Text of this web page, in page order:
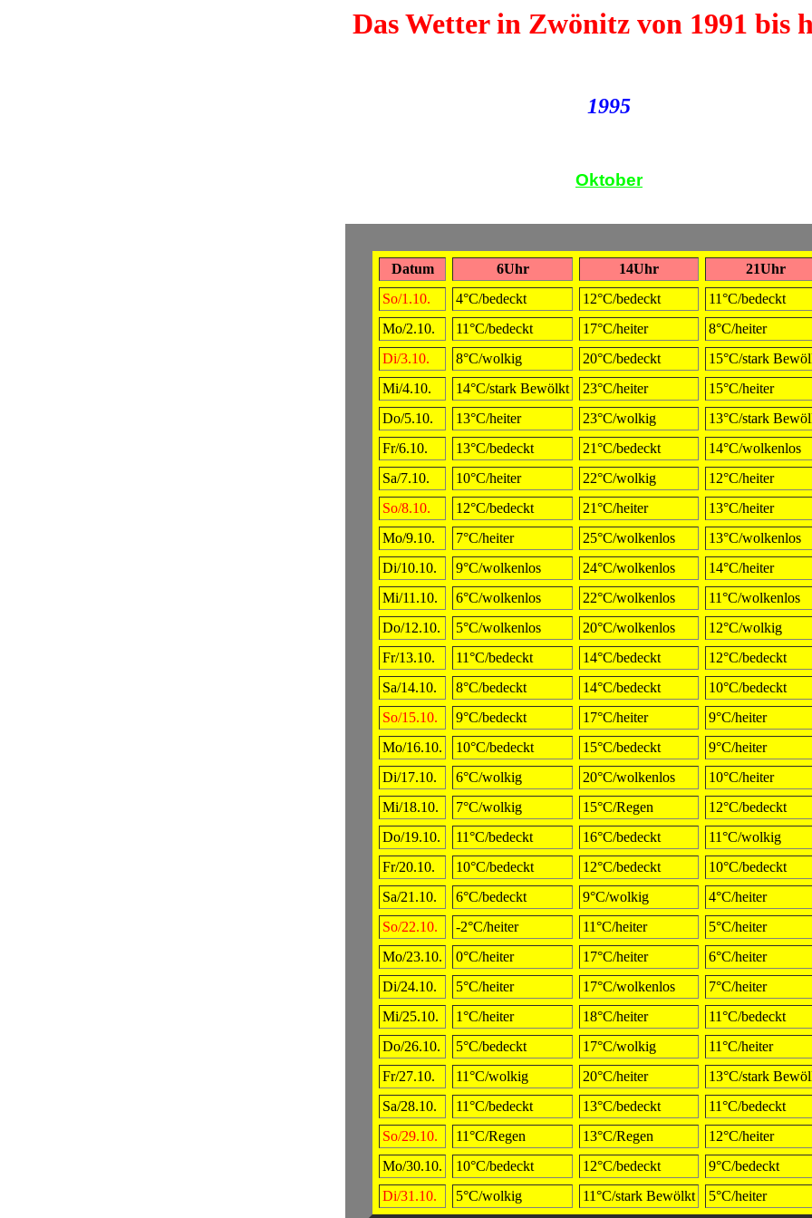
Das Wetter in Zwönitz von 1991 bis
1995
Oktober
Datum 6Uhr 14Uhr
21Uhr
So/1.10.
4°C/bedeckt 12°C/bedeckt
11°C/bedeckt
Mo/2.10.
11°C/bedeckt 17°C/heiter
8°C/heiter
Di/3.10.
8°C/wolkig 20°C/bedeckt
15°C/stark
Mi/4.10.
14°C/stark Bewölkt 23°C/heiter
15°C/heiter
Do/5.10.
13°C/heiter 23°C/wolkig
13°C/stark
Fr/6.10.
13°C/bedeckt 21°C/bedeckt
14°C/wolkenlos
Sa/7.10.
10°C/heiter 22°C/wolkig
12°C/heiter
So/8.10.
12°C/bedeckt 21°C/heiter
13°C/heiter
Mo/9.10.
7°C/heiter 25°C/wolkenlos
13°C/wolkenlos
Di/10.10.
9°C/wolkenlos 24°C/wolkenlos
14°C/heiter
Mi/11.10.
6°C/wolkenlos 22°C/wolkenlos
11°C/wolkenlos
Do/12.10.
5°C/wolkenlos 20°C/wolkenlos
12°C/wolkig
Fr/13.10.
11°C/bedeckt 14°C/bedeckt
12°C/bedeckt
Sa/14.10.
8°C/bedeckt 14°C/bedeckt
10°C/bedeckt
So/15.10.
9°C/bedeckt 17°C/heiter
9°C/heiter
Mo/16.10.
10°C/bedeckt 15°C/bedeckt
9°C/heiter
Di/17.10.
6°C/wolkig 20°C/wolkenlos
10°C/heiter
Mi/18.10.
7°C/wolkig 15°C/Regen
12°C/bedeckt
Do/19.10.
11°C/bedeckt 16°C/bedeckt
11°C/wolkig
Fr/20.10.
10°C/bedeckt 12°C/bedeckt
10°C/bedeckt
Sa/21.10.
6°C/bedeckt 9°C/wolkig
4°C/heiter
So/22.10.
-2°C/heiter 11°C/heiter
5°C/heiter
Mo/23.10.
0°C/heiter 17°C/heiter
6°C/heiter
Di/24.10.
5°C/heiter 17°C/wolkenlos
7°C/heiter
Mi/25.10.
1°C/heiter 18°C/heiter
11°C/bedeckt
Do/26.10.
5°C/bedeckt 17°C/wolkig
11°C/heiter
Fr/27.10.
11°C/wolkig 20°C/heiter
13°C/stark
Sa/28.10.
11°C/bedeckt 13°C/bedeckt
11°C/bedeckt
So/29.10.
11°C/Regen 13°C/Regen
12°C/heiter
Mo/30.10.
10°C/bedeckt 12°C/bedeckt
9°C/bedeckt
Di/31.10.
5°C/wolkig 11°C/stark Bewölkt 5°C/heiter